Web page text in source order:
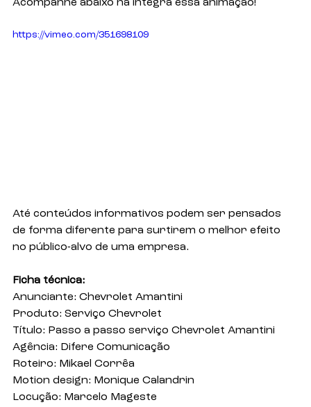
Acompanhe abaixo na íntegra essa animação!
https://vimeo.com/351698109
Até conteúdos informativos podem ser pensados
de forma diferente para surtirem o melhor efeito
no público-alvo de uma empresa.
Ficha técnica:
Anunciante: Chevrolet Amantini
Produto: Serviço Chevrolet
Título: Passo a passo serviço Chevrolet Amantini
Agência: Difere Comunicação
Roteiro: Mikael Corrêa
Motion design: Monique Calandrin
Locução: Marcelo Mageste